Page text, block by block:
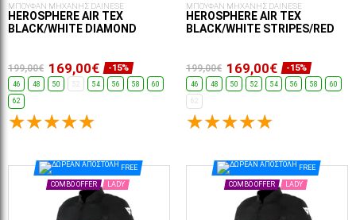
ΜΠΟΥΦΑΝ ΜΗΧΑΝΗΣ DAINESE
HEROSPHERE AIR TEX
BLACK/WHITE DIAMOND
199,00€ 169,00€ -15%
46 48 50 52 54 56 58 60
62
ΜΠΟΥΦΑΝ ΜΗΧΑΝΗΣ DAINESE
HEROSPHERE AIR TEX
BLACK/WHITE STRIPES/RED
199,00€ 169,00€ -15%
46 48 50 52 54 56 58 60
62
FREE
COMBO OFFER LADY
FREE
COMBO OFFER LADY